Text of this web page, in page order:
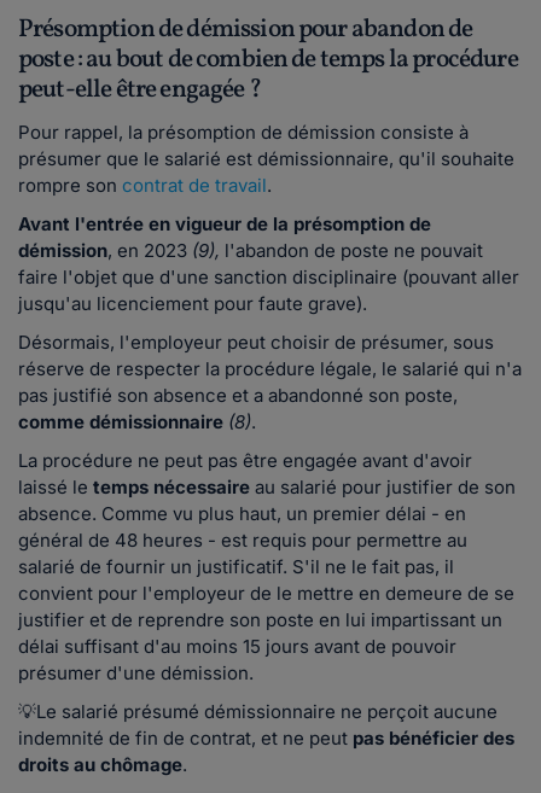
Présomption de démission pour abandon de
poste : au bout de combien de temps la procédure
peut-elle être engagée ?
Pour rappel, la présomption de démission consiste à
présumer que le salarié est démissionnaire, qu'il souhaite
rompre son contrat de travail.
Avant l'entrée en vigueur de la présomption de
démission, en 2023 (9), l'abandon de poste ne pouvait
faire l'objet que d'une sanction disciplinaire (pouvant aller
jusqu'au licenciement pour faute grave).
Désormais, l'employeur peut choisir de présumer, sous
réserve de respecter la procédure légale, le salarié qui n'a
pas justifié son absence et a abandonné son poste,
comme démissionnaire (8).
La procédure ne peut pas être engagée avant d'avoir
laissé le temps nécessaire au salarié pour justifier de son
absence. Comme vu plus haut, un premier délai - en
général de 48 heures - est requis pour permettre au
salarié de fournir un justificatif. S'il ne le fait pas, il
convient pour l'employeur de le mettre en demeure de se
justifier et de reprendre son poste en lui impartissant un
délai suffisant d'au moins 15 jours avant de pouvoir
présumer d'une démission.
💡Le salarié présumé démissionnaire ne perçoit aucune
indemnité de fin de contrat, et ne peut pas bénéficier des
droits au chômage.